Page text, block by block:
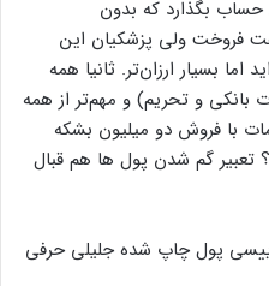
افزایش فروش نفت در سه سال
حساب بگذارد که بدون
فروخت ولی پزشکیان این
اما بسیار ارزان‌تر. ثانیا همه
بانکی و تحریم) و مهم‌تر از همه
با فروش دو میلیون بشکه